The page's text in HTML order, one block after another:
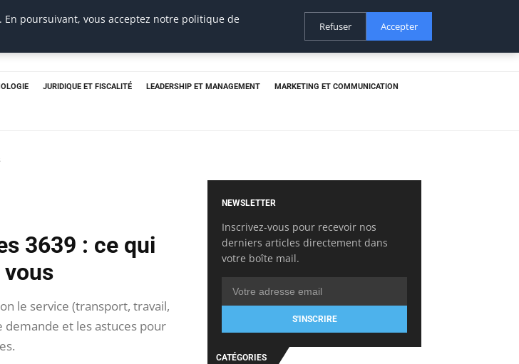
JURIDIQUE ET FISCALITÉ LEADERSHIP ET MANAGEMENT MARKETING ET COMMUNICATION
3639 : ce qui
le service (transport, travail,
et les astuces pour
NEWSLETTER
Inscrivez-vous pour recevoir nos
derniers articles directement dans
votre boîte mail.
S'INSCRIRE
CATÉGORIES
poursuivant, vous acceptez notre politique de
Refuser Accepter